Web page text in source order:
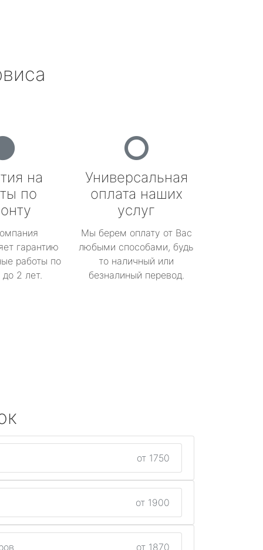
на
по
гарантию
работы по
2 лет.
Универсальная
оплата наших
услуг
Мы берем оплату от Вас
любыми способами, будь
то наличный или
безналиный перевод.
от 1750
от 1900
от 1870